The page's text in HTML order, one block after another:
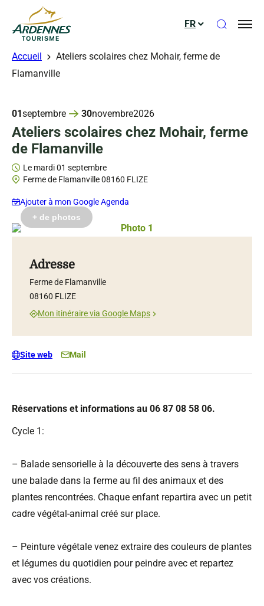
ADT des Ardennes
FR Ouvrir
Accueil
Ateliers scolaires chez Mohair, ferme de
Flamanville
01septembre 30novembre2026
Ateliers scolaires chez Mohair, ferme
de Flamanville
Le mardi 01 septembre
Ferme de Flamanville 08160 FLIZE
Ajouter à mon Google Agenda
Réservations et informations au 06 87 08 58 06.
Cycle 1:
– Balade sensorielle à la découverte des sens à travers
une balade dans la ferme au fil des animaux et des
plantes rencontrées. Chaque enfant repartira avec un petit
cadre végétal-animal créé sur place.
– Peinture végétale venez extraire des couleurs de plantes
et légumes du quotidien pour peindre avec et repartez
avec vos créations.
Photo 1, © Droits gérés
+ de photos
Photo 2, © Droits gérés
gérés
Photo 3, © Droits gérés
gérés
Adresse
Ferme de Flamanville
08160 FLIZE
Mon itinéraire via Google Maps
Site web Mail